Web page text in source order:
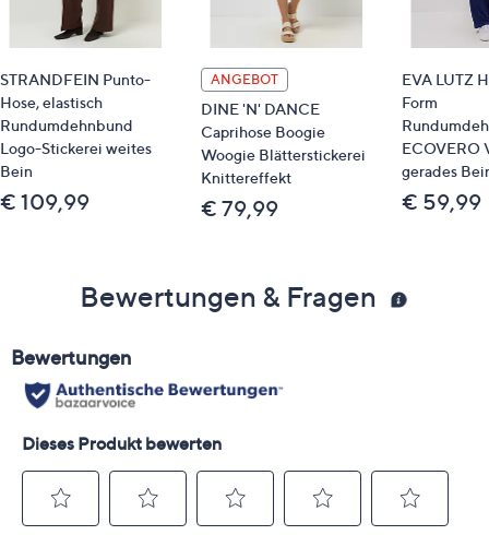
STRANDFEIN Punto-
Hose, elastisch
Rundumdehnbund
Logo-Stickerei weites
Bein
€ 109,99
ANGEBOT
DINE 'N' DANCE
Caprihose Boogie
Woogie Blätterstickerei
Knittereffekt
€ 79,99
EVA LUTZ
Form
ECOVERO
gerades
€ 59,99
Bewertungen & Fragen